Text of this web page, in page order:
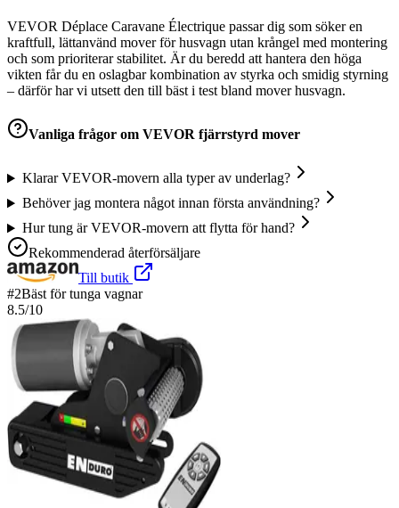
VEVOR Déplace Caravane Électrique passar dig som söker en
kraftfull, lättanvänd mover för husvagn utan krångel med montering
och som prioriterar stabilitet. Är du beredd att hantera den höga
vikten får du en oslagbar kombination av styrka och smidig styrning
– därför har vi utsett den till bäst i test bland mover husvagn.
Vanliga frågor om VEVOR fjärrstyrd mover
Klarar VEVOR-movern alla typer av underlag?
Behöver jag montera något innan första användning?
Hur tung är VEVOR-movern att flytta för hand?
Rekommenderad återförsäljare
Till butik
#2Bäst för tunga vagnar
8.5/10